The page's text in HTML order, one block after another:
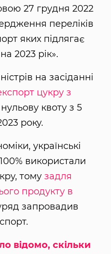
27 грудня 2022
переліків
яких підлягає
2023 рік».
на засіданні
цукру з
квоту з 5
року.
українські
використали
тому задля
продукту в
запровадив
відомо, скільки